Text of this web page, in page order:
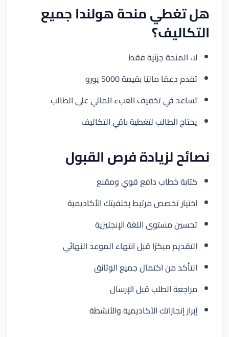
هل تغطي منحة هولندا جميع
التكاليف؟
لا، المنحة جزئية فقط
تقدم دعمًا ماليًا بقيمة 5000 يورو
تساعد في تخفيف العبء المالي على الطالب
يحتاج الطالب لتغطية باقي التكاليف
نصائح لزيادة فرص القبول
كتابة خطاب دافع قوي ومقنع
اختيار تخصص مرتبط بخلفيتك الأكاديمية
تحسين مستوى اللغة الإنجليزية
التقديم مبكرًا قبل انتهاء الموعد النهائي
التأكد من اكتمال جميع الوثائق
مراجعة الطلب قبل الإرسال
إبراز إنجازاتك الأكاديمية والأنشطة